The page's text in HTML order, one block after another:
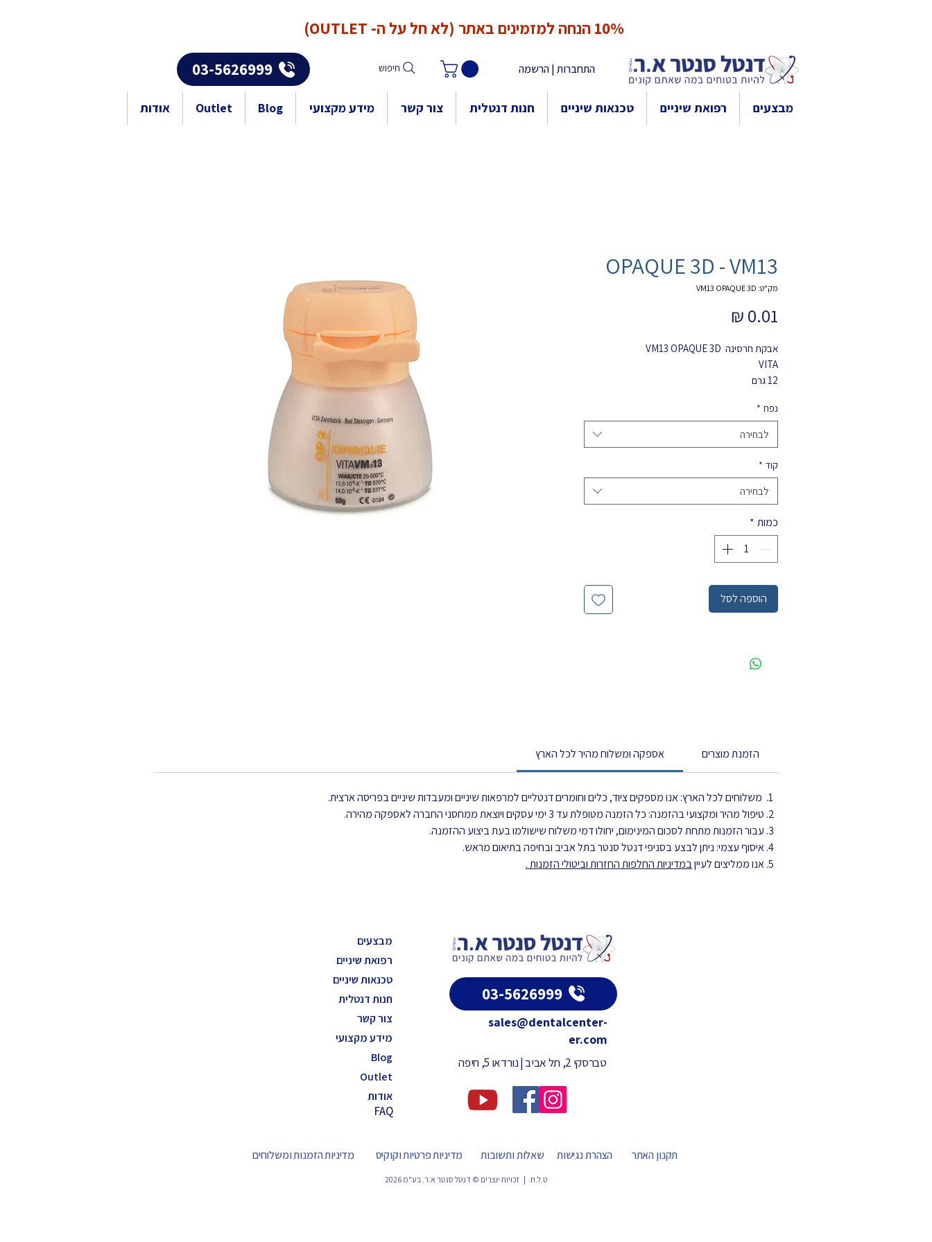
10% הנחה למזמינים באתר (לא חל על ה- OUTLET)
התחברות | הרשמה חיפוש 03-5626999
מבצעים רפואת שיניים טכנאות שיניים חנות דנטלית צור קשר מידע מקצועי Blog
Outlet אודות
OPAQUE 3D - VM13
מק"ט: VM13 OPAQUE 3D
אבקת חרסינה VM13 OPAQUE 3D
VITA
12 גרם
נפח *
לבחירה
קוד *
לבחירה
כמות *
הוספה לסל
אספקה ומשלוח מהיר לכל הארץ הזמנת מוצרים
משלוחים לכל הארץ: אנו מספקים ציוד, כלים וחומרים דנטליים למרפאות שיניים ומעבדות שיניים בפריסה ארצית.
טיפול מהיר ומקצועי בהזמנה: כל הזמנה מטופלת עד 3 ימי עסקים ויוצאת ממחסני החברה לאספקה מהירה.
עבור הזמנות מתחת לסכום המינימום, יחולו דמי משלוח שישולמו בעת ביצוע ההזמנה.
איסוף עצמי: ניתן לבצע בסניפי דנטל סנטר בתל אביב ובחיפה בתיאום מראש.
אנו ממליצים לעייןבמדיניות החלפות החזרות וביטולי הזמנות .
03-5626999
sales@dentalcenter-
er.com
טברסקי 2, תל אביב | נורדאו 5, חיפה
מבצעים
רפואת שיניים
טכנאות שיניים
חנות דנטלית
צור קשר
מידע מקצועי
Blog
Outlet
אודות
FAQ
תקנון האתר הצהרת נגישות שאלות ותשובות מדיניות פרטיות וקוקיס מדיניות הזמנות ומשלוחים
ט.ל.ח. | זכויות יוצרים © דנטל סנטר א.ר. בע"מ 2026